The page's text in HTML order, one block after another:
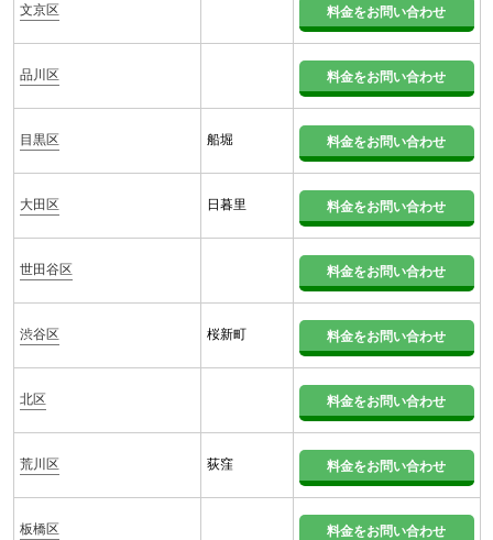
文京区 料金をお問い合わせ
品川区 料金をお問い合わせ
目黒区 船堀 料金をお問い合わせ
大田区 日暮里 料金をお問い合わせ
世田谷区 料金をお問い合わせ
渋谷区 桜新町 料金をお問い合わせ
北区 料金をお問い合わせ
荒川区 荻窪 料金をお問い合わせ
板橋区 料金をお問い合わせ